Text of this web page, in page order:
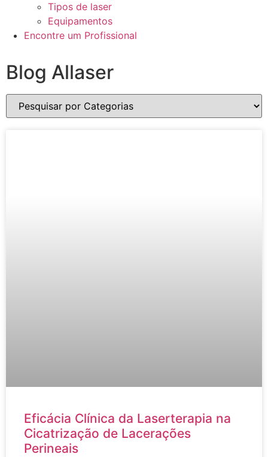
Tipos de laser
Equipamentos
Encontre um Profissional
Blog Allaser
Eficácia Clínica da Laserterapia na
Cicatrização de Lacerações
Perineais